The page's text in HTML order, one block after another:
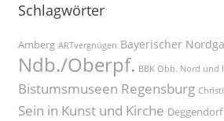
Schlagwörter
Amberg ARTvergnügen Bayerischer
Ndb./Oberpf. BBK Obb. Nord und
Bistumsmuseen Regensburg
Sein in Kunst und Kirche Deggendorf